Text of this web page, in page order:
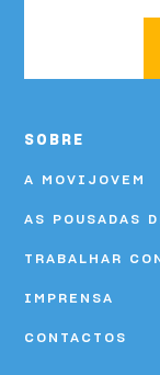
SOBRE
A MOVIJOVEM
AS POUSADAS
TRABALHAR
IMPRENSA
CONTACTOS